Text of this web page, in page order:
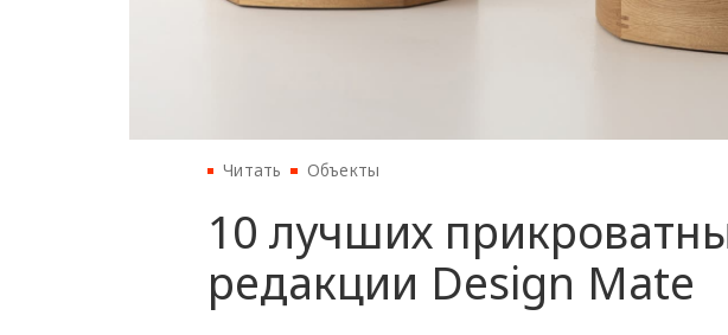
Читать Объекты
10 лучших
редакции Design Mate